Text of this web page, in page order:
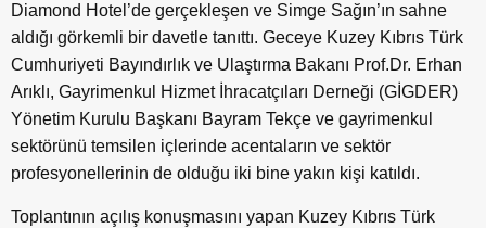
Diamond Hotel’de gerçekleşen ve Simge Sağın’ın sahne
aldığı görkemli bir davetle tanıttı. Geceye Kuzey Kıbrıs Türk
Cumhuriyeti Bayındırlık ve Ulaştırma Bakanı Prof.Dr. Erhan
Arıklı, Gayrimenkul Hizmet İhracatçıları Derneği (GİGDER)
Yönetim Kurulu Başkanı Bayram Tekçe ve gayrimenkul
sektörünü temsilen içlerinde acentaların ve sektör
profesyonellerinin de olduğu iki bine yakın kişi katıldı.
Toplantının açılış konuşmasını yapan Kuzey Kıbrıs Türk